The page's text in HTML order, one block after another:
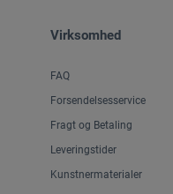
Virksomhed
FAQ
Forsendelsesservice
Fragt og Betaling
Leveringstider
Kunstnermaterialer